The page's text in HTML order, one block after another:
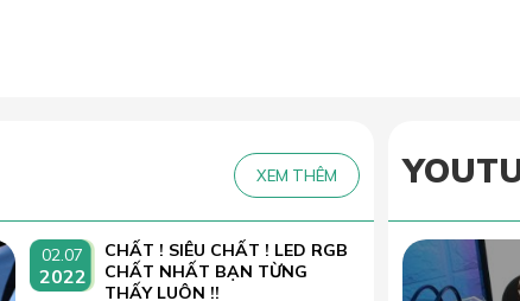
XEM THÊM
02.07
2022
CHẤT ! SIÊU CHẤT ! LED RGB
CHẤT NHẤT BẠN TỪNG
THẤY LUÔN !!